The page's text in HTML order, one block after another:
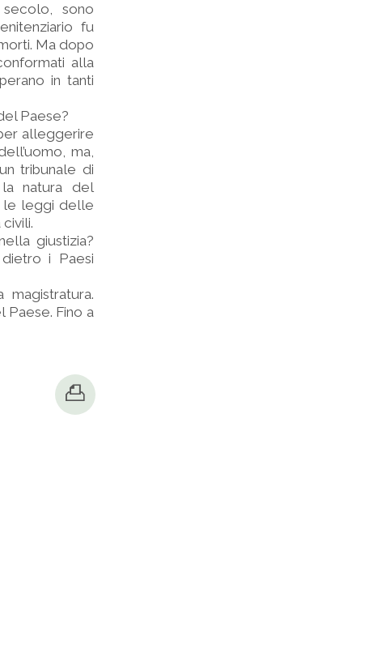
sono
fu
Ma dopo
alla
in tanti
Paese?
alleggerire
ma,
tribunale di
la natura del
le leggi delle
giustizia?
i Paesi
Fino a